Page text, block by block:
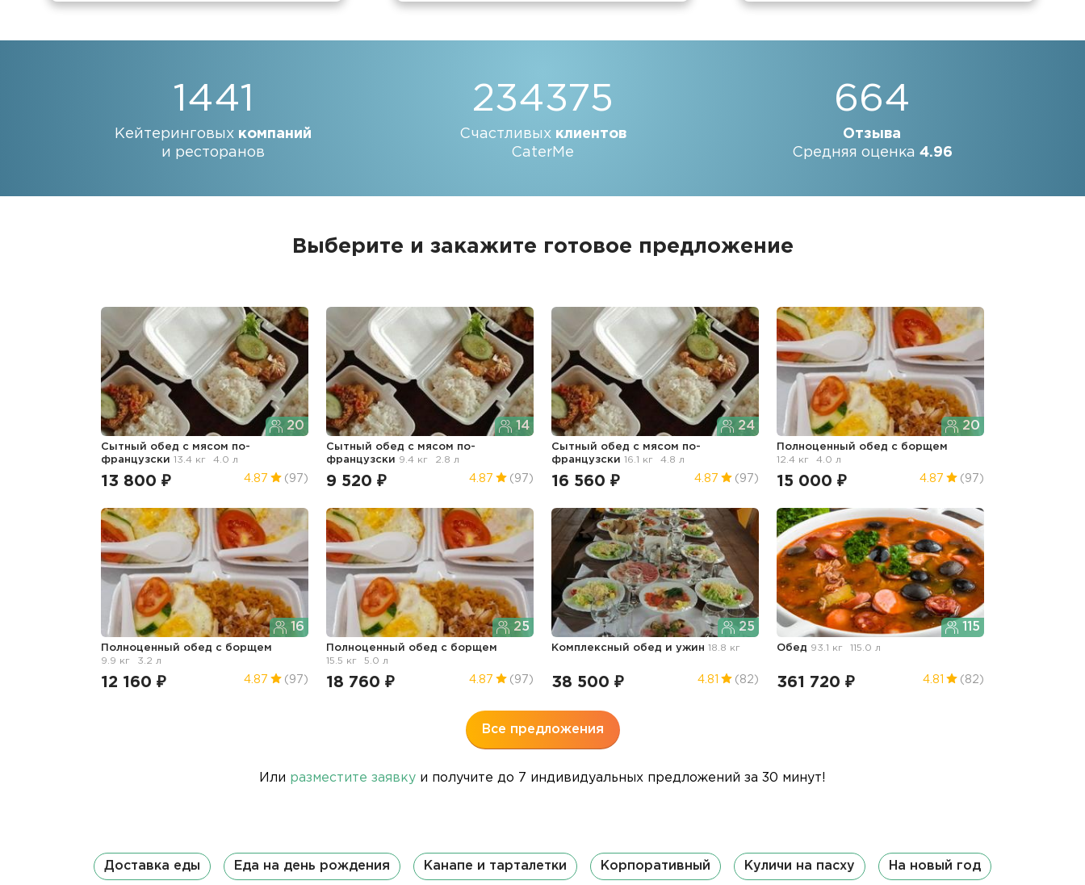
1441
Кейтеринговых компаний
и ресторанов
234375
Счастливых клиентов
CaterMe
664
Отзыва
Средняя оценка 4.96
Выберите и закажите готовое предложение
20
Сытный обед с мясом по-
французски13.4 кг 4.0 л
13 800 ₽ 4.87 (97)
14
Сытный обед с мясом по-
французски 9.4 кг 2.8 л
9 520 ₽ 4.87 (97)
24
Сытный обед с мясом по-
французски16.1 кг 4.8 л
16 560 ₽ 4.87 (97)
20
Полноценный обед с борщем
12.4 кг
4.0 л
15 000 ₽ 4.87 (97)
16
Полноценный обед с борщем
9.9 кг
3.2 л
12 160 ₽ 4.87 (97)
25
Полноценный обед с борщем
15.5 кг
5.0 л
18 760 ₽ 4.87 (97)
25
Комплексный обед и ужин 18.8 кг
38 500 ₽ 4.81 (82)
115
Обед 93.1 кг 115.0 л
361 720 ₽ 4.81 (82)
Все предложения
Или разместите заявку и получите до 7 индивидуальных предложений за 30 минут!
Доставка еды Еда на день рождения Канапе и тарталетки Корпоративный Куличи на пасху На новый год